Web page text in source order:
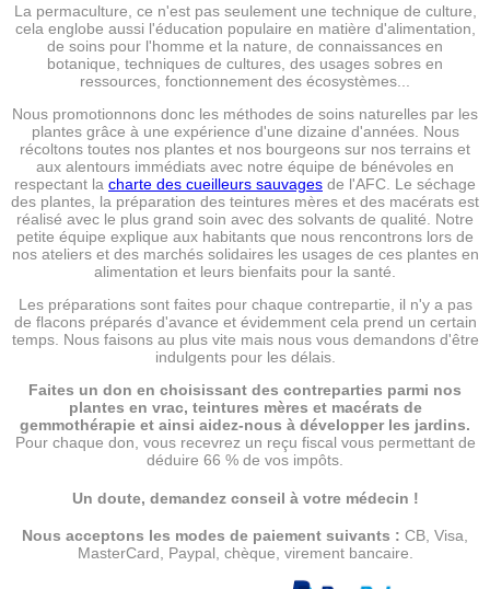
La permaculture, ce n'est pas seulement une technique de culture,
cela englobe aussi l'éducation populaire en matière d'alimentation,
de soins pour l'homme et la nature, de connaissances en
botanique, techniques de cultures, des usages sobres en
ressources, fonctionnement des écosystèmes...
Nous promotionnons donc les méthodes de soins naturelles par les
plantes grâce à une expérience d'une dizaine d'années. Nous
récoltons toutes nos plantes et nos bourgeons sur nos terrains et
aux alentours immédiats avec notre équipe de bénévoles en
respectant la charte des cueilleurs sauvages de l'AFC. Le séchage
des plantes, la préparation des teintures mères et des macérats est
réalisé avec le plus grand soin avec des solvants de qualité. Notre
petite équipe explique aux habitants que nous rencontrons lors de
nos ateliers et des marchés solidaires les usages de ces plantes en
alimentation et leurs bienfaits pour la santé.
Les préparations sont faites pour chaque contrepartie, il n'y a pas
de flacons préparés d'avance et évidemment cela prend un certain
temps. Nous faisons au plus vite mais nous vous demandons d'être
indulgents pour les délais.
Faites un don en choisissant des contreparties parmi nos
plantes en vrac, teintures mères et macérats de
gemmothérapie et ainsi aidez-nous à développer les jardins.
Pour chaque don, vous recevrez un reçu fiscal vous permettant de
déduire 66 % de vos impôts.
Un doute, demandez conseil à votre médecin !
Nous acceptons les modes de paiement suivants : CB, Visa,
MasterCard, Paypal, chèque, virement bancaire.